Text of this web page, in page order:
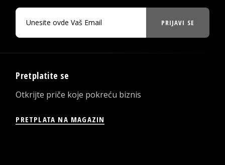
PRIJAVI SE
Pretplatite se
Otkrijte priče koje pokreću biznis
PRETPLATA NA MAGAZIN